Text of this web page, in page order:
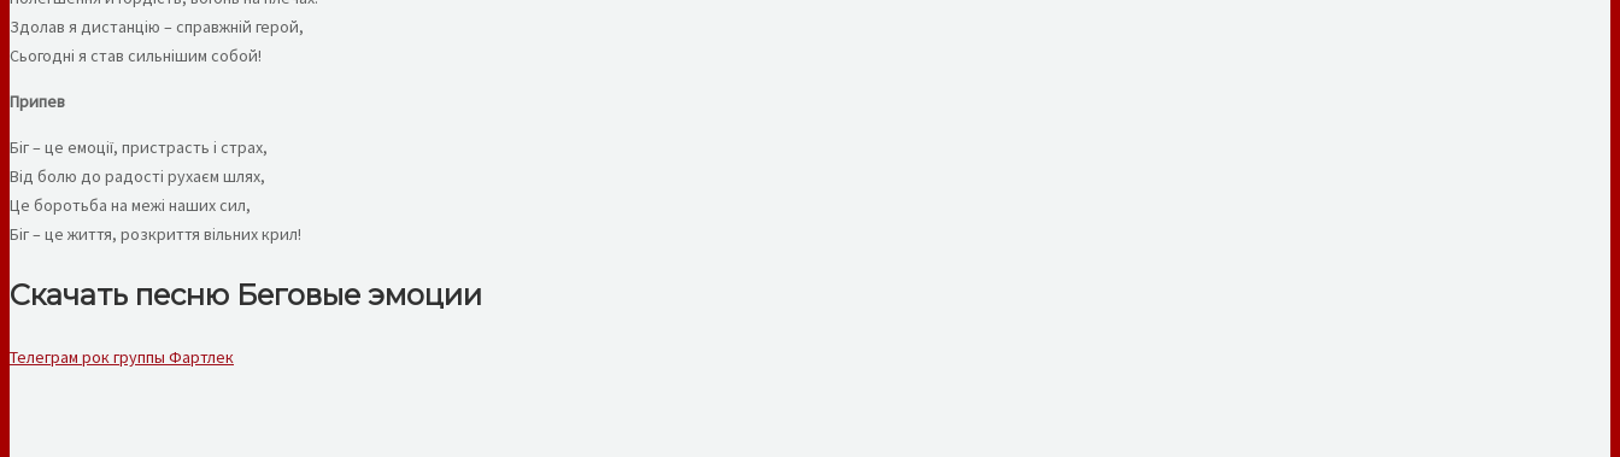
Здолав я дистанцію – справжній герой,
Сьогодні я став сильнішим собой!
Припев
Біг – це емоції, пристрасть і страх,
Від болю до радості рухаєм шлях,
Це боротьба на межі наших сил,
Біг – це життя, розкриття вільних крил!
Скачать песню Беговые эмоции
Телеграм рок группы Фартлек